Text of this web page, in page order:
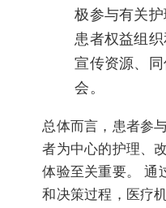
极参与有关护
患者权益组
宣传资源、
会。
总体而言，患者参
者为中心的护理、
体验至关重要。 通
和决策过程，医疗